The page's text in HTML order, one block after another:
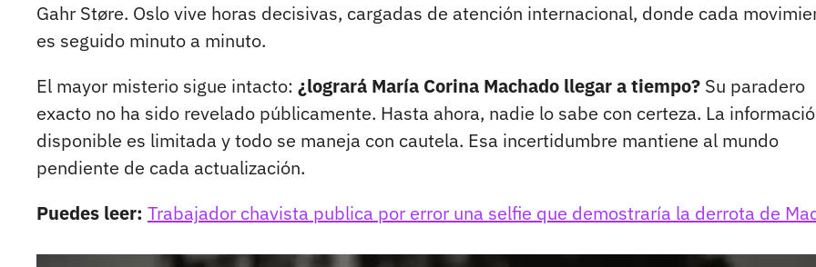
Gahr Støre. Oslo vive horas decisivas, cargadas de atención internacional, donde cada
es seguido minuto a minuto.
El mayor misterio sigue intacto: ¿logrará María Corina Machado llegar a tiempo? Su paradero
exacto no ha sido revelado públicamente. Hasta ahora, nadie lo sabe con certeza. La
disponible es limitada y todo se maneja con cautela. Esa incertidumbre mantiene al mundo
pendiente de cada actualización.
Puedes leer: Trabajador chavista publica por error una selfie que demostraría la derrota de